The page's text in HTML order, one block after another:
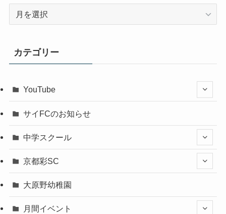
ブ
カテゴリー
YouTube
サイFCのお知らせ
中学スクール
京都彩SC
大原野幼稚園
月間イベント